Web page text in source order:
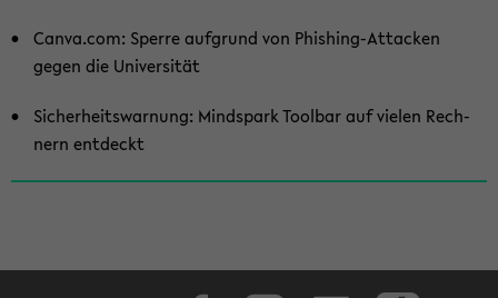
Canva.com: Sper­re auf­grund von Phishing-​Attacken
gegen die Uni­ver­si­tät
Si­cher­heits­war­nung: Mind­s­park Tool­bar auf vie­len Rech­
nern ent­deckt
Face­book